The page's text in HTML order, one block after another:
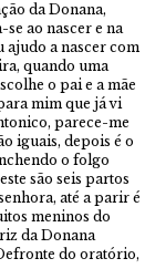
da Donana,
ao nascer e na
ajudo a nascer com
quando uma
o pai e a mãe
mim que já vi
parece-me
iguais, depois é o
o folgo
são seis partos
até a parir é
meninos do
da Donana
do oratório,